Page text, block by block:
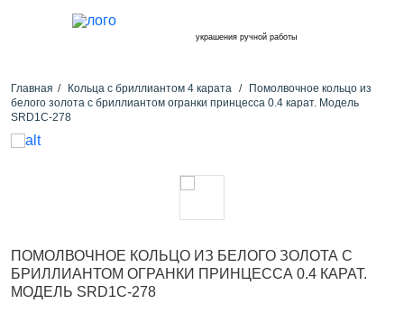
украшения ручной работы
Главная Кольца с бриллиантом 4 карата
Помолвочное кольцо из
белого золота с бриллиантом огранки принцесса 0.4 карат. Модель
SRD1C-278
ПОМОЛВОЧНОЕ КОЛЬЦО ИЗ БЕЛОГО ЗОЛОТА С
БРИЛЛИАНТОМ ОГРАНКИ ПРИНЦЕССА 0.4 КАРАТ.
МОДЕЛЬ SRD1C-278